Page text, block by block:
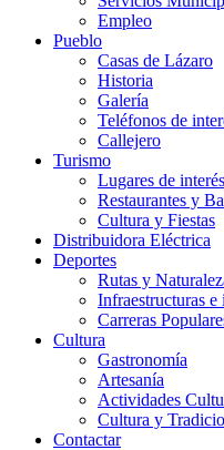
Empleo
Pueblo
Casas de Lázaro
Historia
Galería
Teléfonos de
Callejero
Turismo
Lugares de interés
Restaurantes y
Cultura y Fiestas
Distribuidora Eléctrica
Deportes
Rutas y
Infraestructuras e
Carreras
Cultura
Gastronomía
Artesanía
Actividades
Cultura y
Contactar